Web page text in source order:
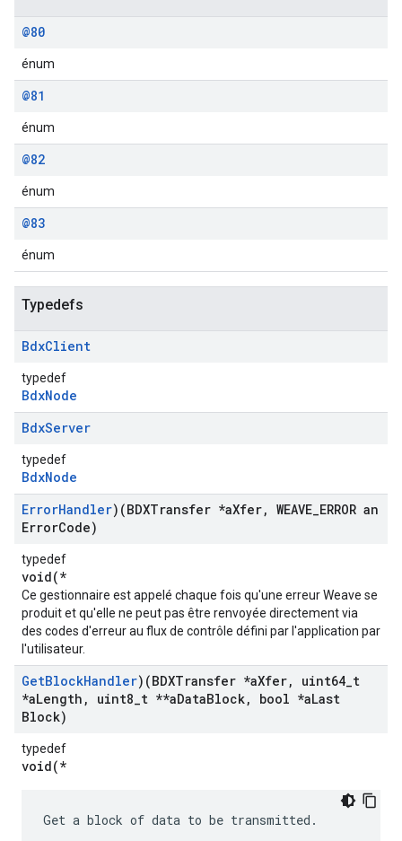
@80
énum
@81
énum
@82
énum
@83
énum
Typedefs
BdxClient
typedef
BdxNode
BdxServer
typedef
BdxNode
ErrorHandler)(BDXTransfer *aXfer, WEAVE ERROR an
ErrorCode)
typedef
void(*
Ce gestionnaire est appelé chaque fois qu'une erreur Weave se
produit et qu'elle ne peut pas être renvoyée directement via
des codes d'erreur au flux de contrôle défini par l'application par
l'utilisateur.
GetBlockHandler)(BDXTransfer *aXfer, uint64 t
*aLength , uint8 t **aDataBlock, bool *aLast
Block)
typedef
void(*
Get a block of data to be transmitted.